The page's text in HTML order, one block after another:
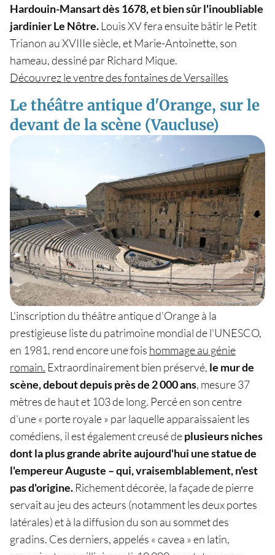
Hardouin-Mansart dès 1678, et bien sûr l'inoubliable
jardinier Le Nôtre.Louis XV fera ensuite bâtir le Petit
Trianon au XVIIIe siècle, et Marie-Antoinette, son
hameau, dessiné par Richard Mique.
Découvrez le ventre des fontaines de Versailles
Le théâtre antique d'Orange, sur le
devant de la scène (Vaucluse)
L'inscription du théâtre antique d'Orange à la
prestigieuse liste du patrimoine mondial de l'UNESCO,
en 1981, rend encore une fois hommage au génie
romain. Extraordinairement bien préservé, le mur de
scène, debout depuis près de 2 000 ans, mesure 37
mètres de haut et 103 de long. Percé en son centre
d'une « porte royale » par laquelle apparaissaient les
comédiens, il est également creusé deplusieurs niches
dont la plus grande abrite aujourd'hui une statue de
l'empereur Auguste – qui, vraisemblablement, n'est
pas d'origine. Richement décorée, la façade de pierre
servait au jeu des acteurs (notamment les deux portes
latérales) et à la diffusion du son au sommet des
gradins. Ces derniers, appelés « cavea » en latin,